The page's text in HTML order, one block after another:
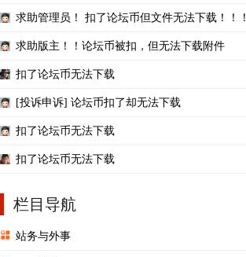
求助管理员！ 扣了论坛币但文件无法下载！！！
求助版主！！论坛币被扣，但无法下载附件
扣了论坛币无法下载
[投诉申诉] 论坛币扣了却无法下载
扣了论坛币无法下载
扣了论坛币无法下载
栏目导航
站务与外事